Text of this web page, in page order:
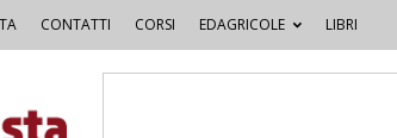
CONTATTI CORSI EDAGRICOLE LIBRI